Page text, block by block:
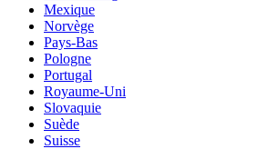
Mexique
Norvège
Pays-Bas
Pologne
Portugal
Royaume-Uni
Slovaquie
Suède
Suisse